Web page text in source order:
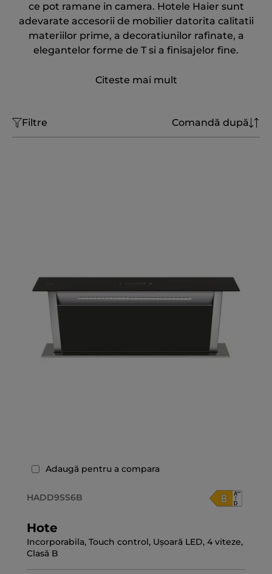
ce pot ramane in camera. Hotele Haier sunt
adevarate accesorii de mobilier datorita calitatii
materiilor prime, a decoratiunilor rafinate, a
elegantelor forme de T si a finisajelor fine.
Citeste mai mult
Filtre Comandă după
Adaugă pentru a compara
HADD9SS6B
Hote
Incorporabila, Touch control, Ușoară LED, 4 viteze,
Clasă B